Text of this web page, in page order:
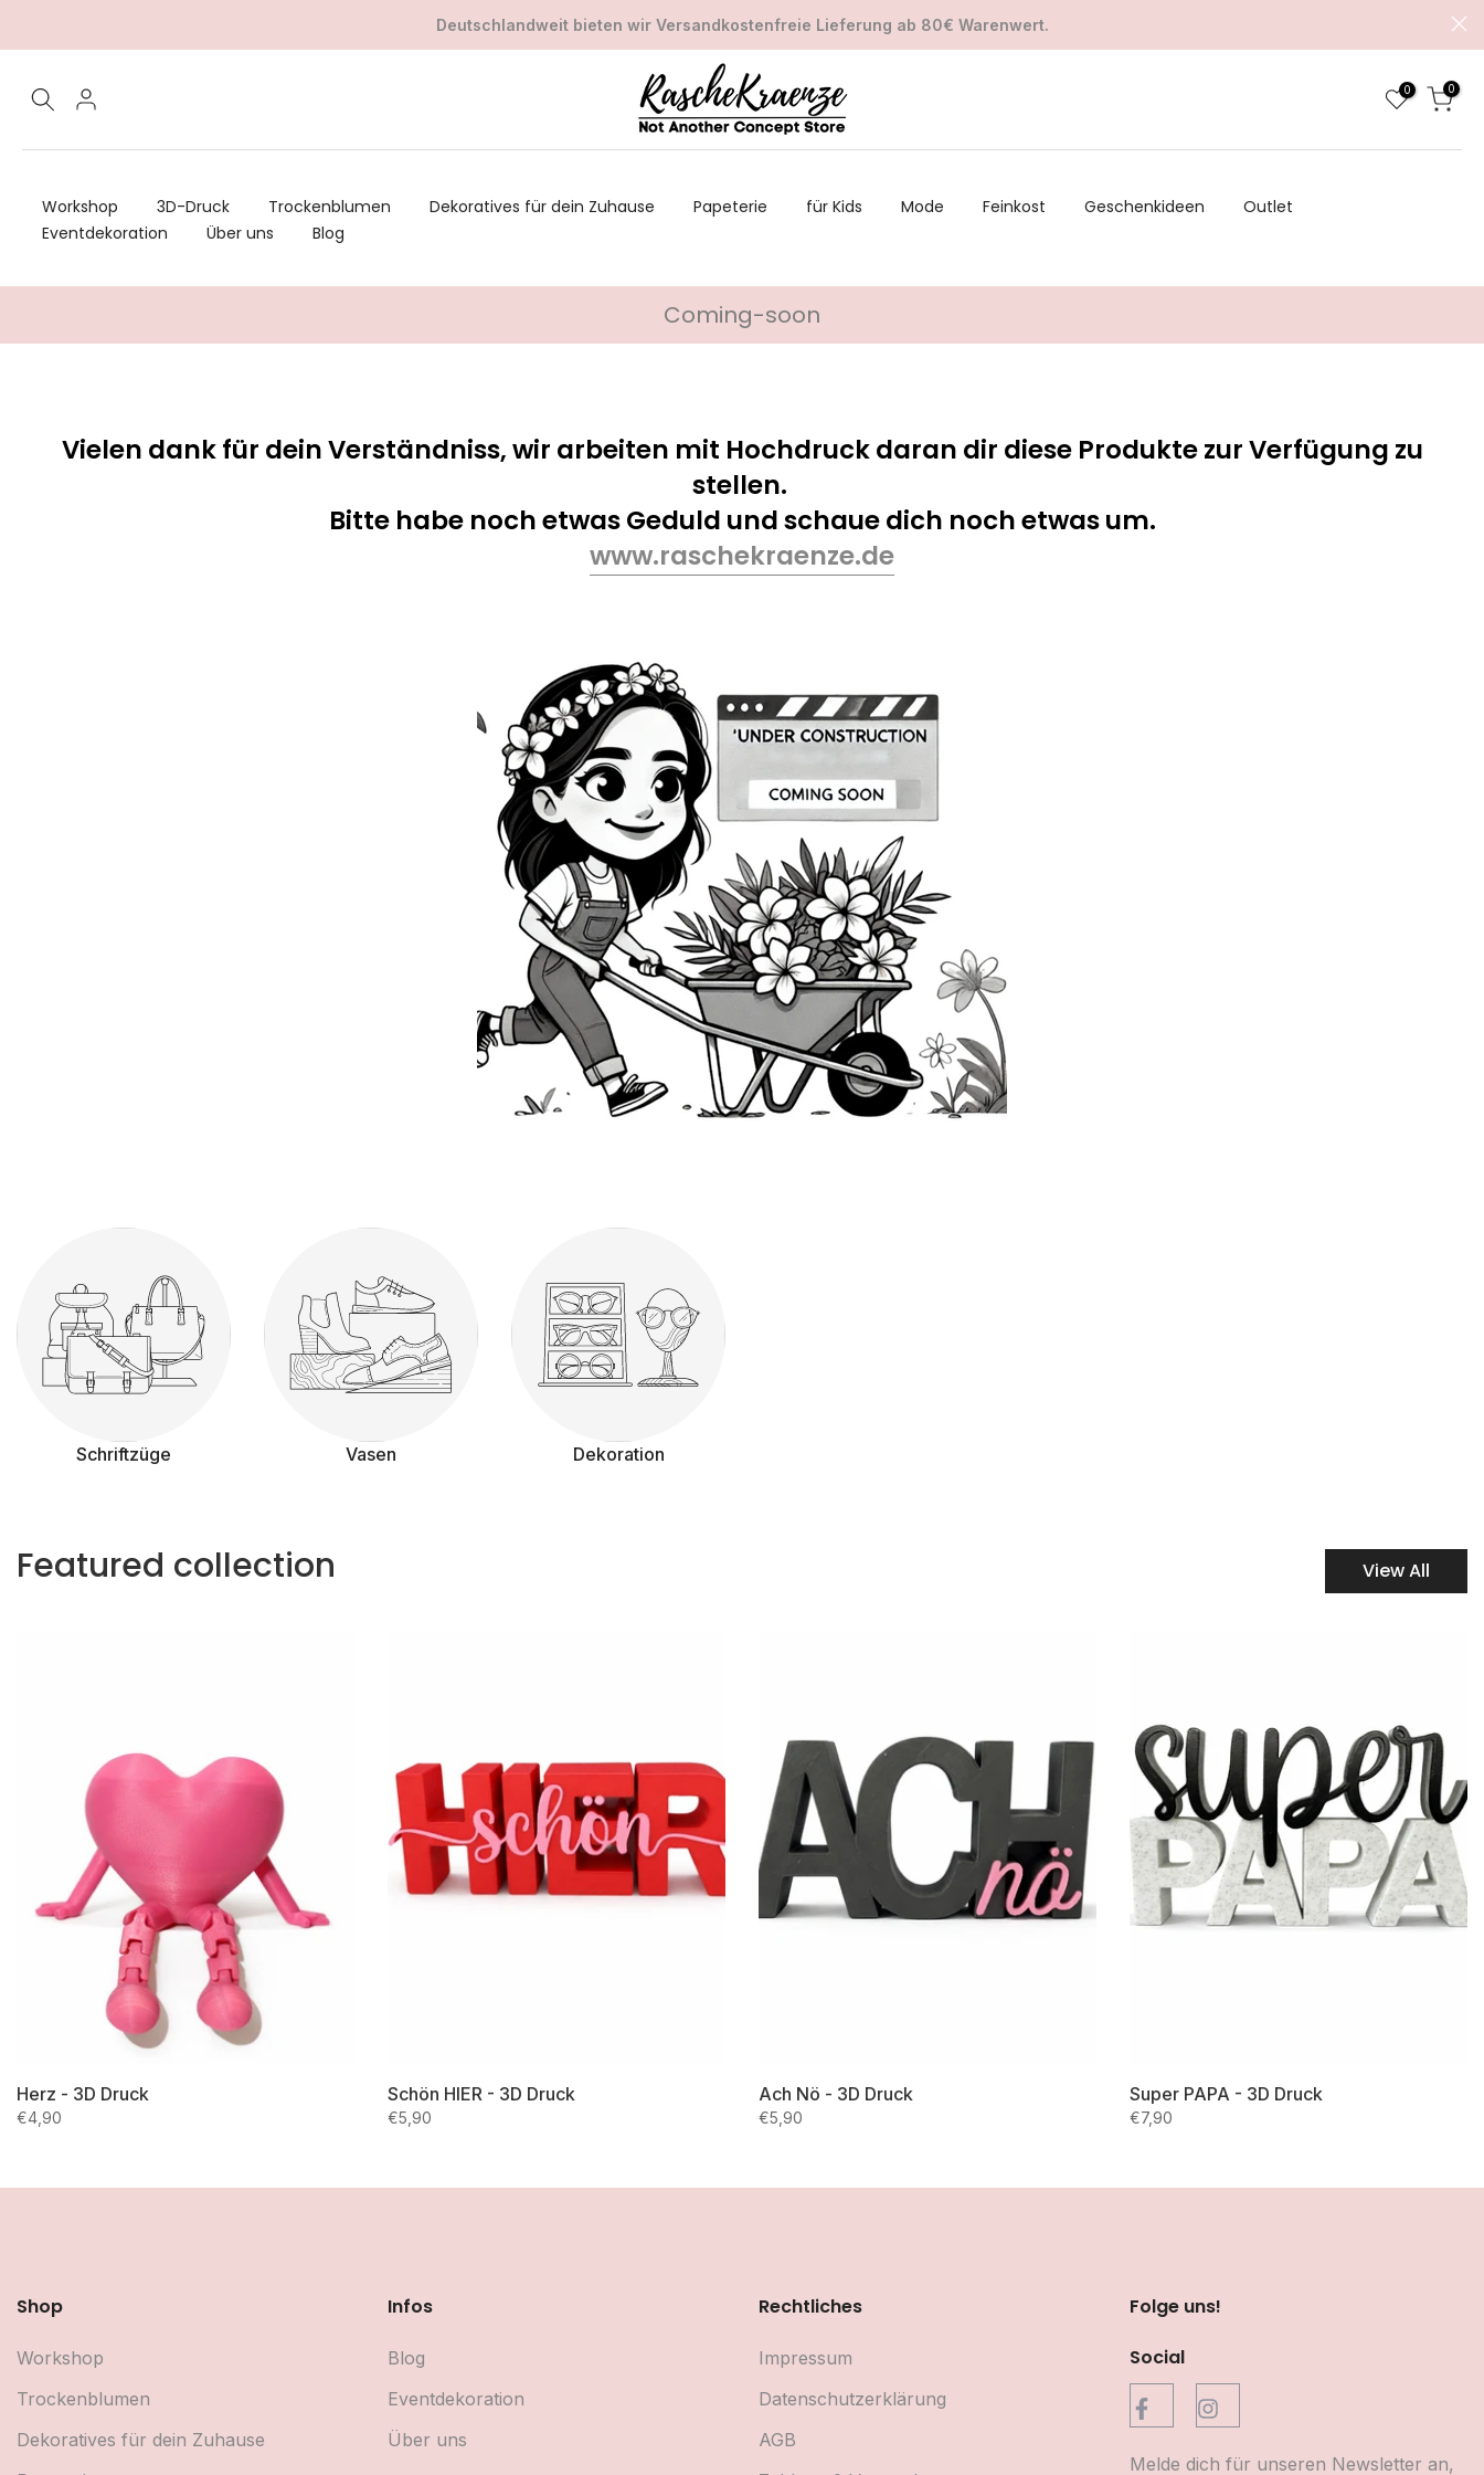
Inhalt
springen
Deutschlandweit bieten wir Versandkostenfreie Lieferung ab 80€ Warenwert.
0 0
Workshop 3D-Druck Trockenblumen Dekoratives für dein Zuhause Papeterie für Kids Mode Feinkost Geschenkideen
Outlet
Eventdekoration
Über uns Blog
Coming-soon
Vielen dank für dein Verständniss, wir arbeiten mit Hochdruck daran dir diese Produkte zur Verfügung zu
stellen.
Bitte habe noch etwas Geduld und schaue dich noch etwas um.
www.raschekraenze.de
Schriftzüge Vasen Dekoration
Featured collection View All
Herz - 3D Druck
€4,90
Schön HIER - 3D Druck
€5,90
Ach Nö - 3D Druck
€5,90
Super PAPA - 3D Druck
€7,90
Shop
Workshop
Trockenblumen
Dekoratives für dein Zuhause
Infos
Blog
Eventdekoration
Über uns
Rechtliches
Impressum
Datenschutzerklärung
AGB
Folge uns!
Social
Melde dich für unseren Newsletter an,